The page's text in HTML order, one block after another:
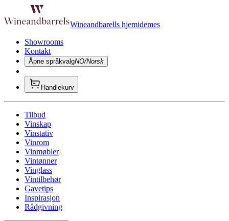
Wineandbarells hjemidemes
Showrooms
Kontakt
Åpne språkvalgNO/Norsk
Handlekurv
Tilbud
Vinskap
Vinstativ
Vinrom
Vinmøbler
Vintønner
Vinglass
Vintilbehør
Gavetips
Inspirasjon
Rådgivning